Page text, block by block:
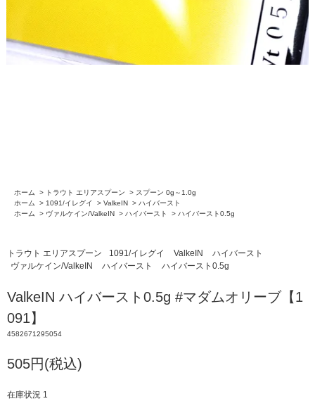
ホーム > トラウト エリアスプーン > スプーン 0g～1.0g
ホーム
> 1091/イレグイ > ValkeIN > ハイバースト
ホーム
> ヴァルケイン/ValkeIN > ハイバースト > ハイバースト0.5g
トラウト エリアスプーン 1091/イレグイ ValkeIN
ハイバースト
ヴァルケイン/ValkeIN
ハイバースト ハイバースト0.5g
ValkeIN ハイバースト0.5g #マダムオリーブ【1
091】
4582671295054
505円(税込)
在庫状況 1